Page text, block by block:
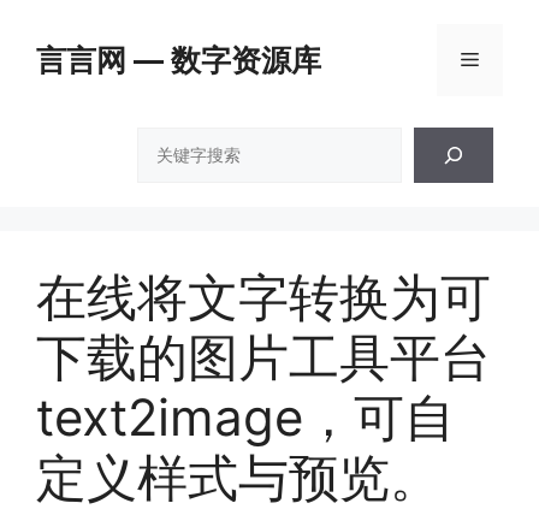
言言网 — 数字资源库 菜
单
在线将文字转换为可
下载的图片工具平台
text2image，可自
定义样式与预览。